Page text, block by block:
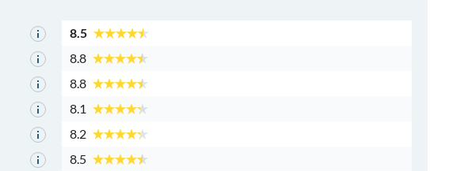
8.5
8.8
8.8
8.1
8.2
8.5